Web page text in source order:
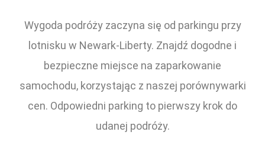
Wygoda podróży zaczyna się od parkingu przy
lotnisku w Newark-Liberty. Znajdź dogodne i
bezpieczne miejsce na zaparkowanie
samochodu, korzystając z naszej porównywarki
cen. Odpowiedni parking to pierwszy krok do
udanej podróży.